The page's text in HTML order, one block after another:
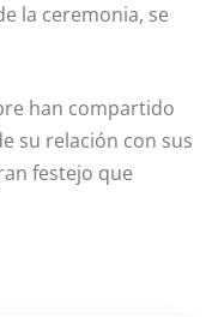
la ceremonia, se
han compartido
su relación con sus
festejo que